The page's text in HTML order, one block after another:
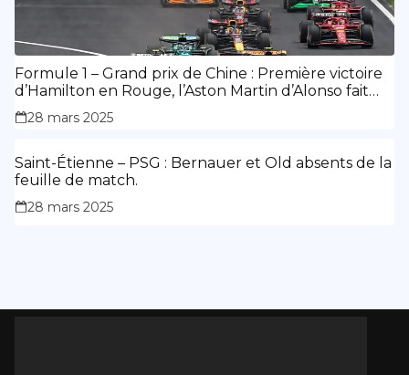
Formule 1 – Grand prix de Chine : Première victoire
d’Hamilton en Rouge, l’Aston Martin d’Alonso fait
des siennes.
28 mars 2025
Saint-Étienne – PSG : Bernauer et Old absents de la
feuille de match.
28 mars 2025